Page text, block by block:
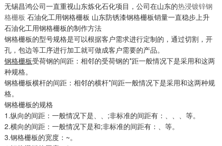
无锡昌鸿公司一直重视山东炼化石化项目，公司在山东的热浸镀锌钢
格栅板 石油化工用钢格栅板 山东防锈漆钢格栅板销量一直稳步上升
石油化工用钢格栅板的制作方法
钢格栅板的型号规格是可以根据客户需求进行定制的，通过切割，开
孔，包边等工序进行加工就可做成客户需要的产品。
钢格栅板受荷钢的间距：相邻的受荷钢的*距一般情况下是采用和这两
种规格。
钢格栅板横杆的间距：相邻的横杆*间距一般情况下是采用和这两种规
格。
钢格栅板的规格
1.纵向的间距：一般情况下是、、;非标准的间距有：、、、等。
2.横向的间距：一般情况下是和;非标准的间距有：、等。
3.钢格栅板的宽度：~。